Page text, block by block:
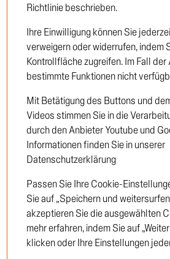
Um die Preise zu sehen,
anmelden oder Kunde werden
Einloggen
Neukunde
Richtlinie beschrieben.
Ihre Einwilligung können Sie
verweigern oder widerrufen, indem
Kontrollfläche zugreifen. Im Fall
bestimmte Funktionen nicht
Mit Betätigung des Buttons und
Videos stimmen Sie in die
durch den Anbieter Youtube und
Informationen finden Sie in unserer
Datenschutzerklärung
Passen Sie Ihre Cookie-
Sie auf „Speichern und
akzeptieren Sie die ausgewählten
mehr erfahren, indem Sie auf
klicken oder Ihre Einstellungen